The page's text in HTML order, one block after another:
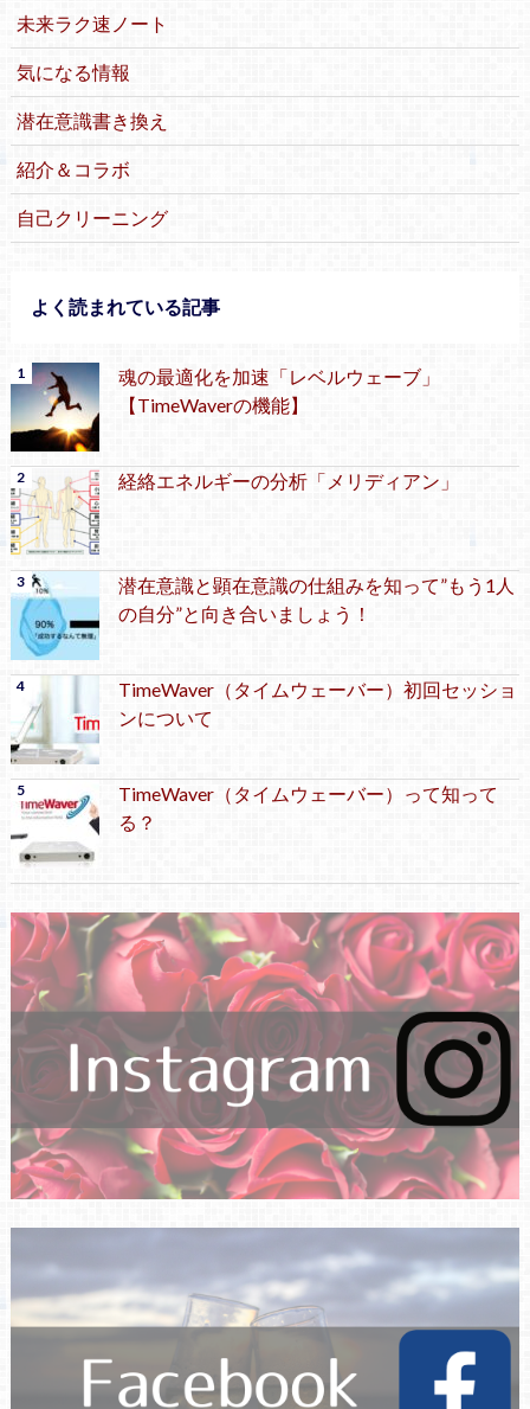
未来ラク速ノート
気になる情報
潜在意識書き換え
紹介＆コラボ
自己クリーニング
よく読まれている記事
魂の最適化を加速「レベルウェーブ」
【TimeWaverの機能】
経絡エネルギーの分析「メリディアン」
潜在意識と顕在意識の仕組みを知って”もう1人
の自分”と向き合いましょう！
TimeWaver（タイムウェーバー）初回セッショ
ンについて
TimeWaver（タイムウェーバー）って知って
る？